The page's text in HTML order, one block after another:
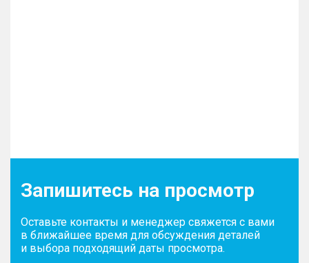
Запишитесь на просмотр
Оставьте контакты и менеджер свяжется с вами
в ближайшее время для обсуждения деталей
и выбора подходящий даты просмотра.